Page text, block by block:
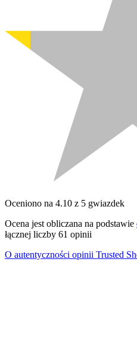
Oceniono na 4.10 z 5 gwiazdek
Ocena jest obliczana na podstawie
łącznej liczby 61 opinii
O autentyczności opinii Trusted